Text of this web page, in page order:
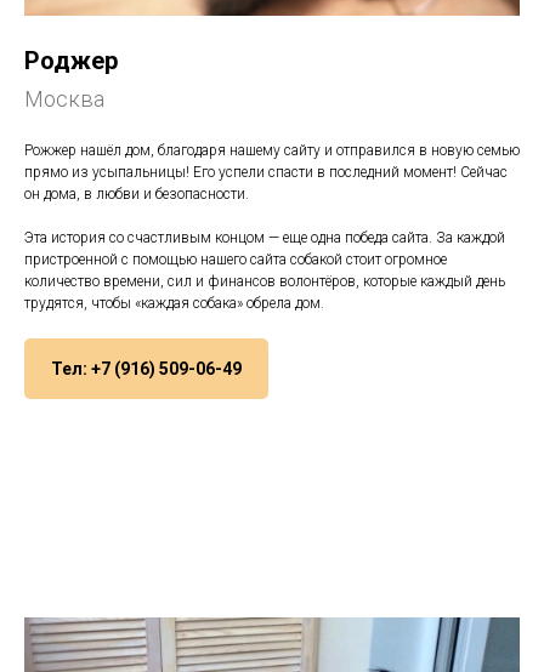
Роджер
Москва
Рожжер нашёл дом, благодаря нашему сайту и отправился в новую семью
прямо из усыпальницы! Его успели спасти в последний момент! Сейчас
он дома, в любви и безопасности.
Эта история со счастливым концом — еще одна победа сайта. За каждой
пристроенной с помощью нашего сайта собакой стоит огромное
количество времени, сил и финансов волонтёров, которые каждый день
трудятся, чтобы «каждая собака» обрела дом.
Тел: +7 (916) 509-06-49